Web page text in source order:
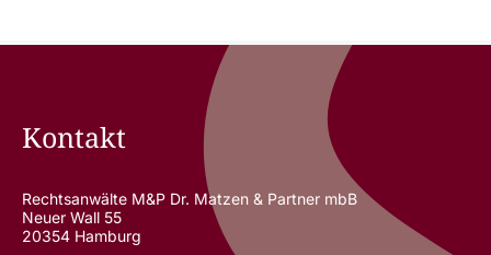
Kontakt
Rechtsanwälte M&P Dr. Matzen & Partner mbB
Neuer Wall 55
20354 Hamburg